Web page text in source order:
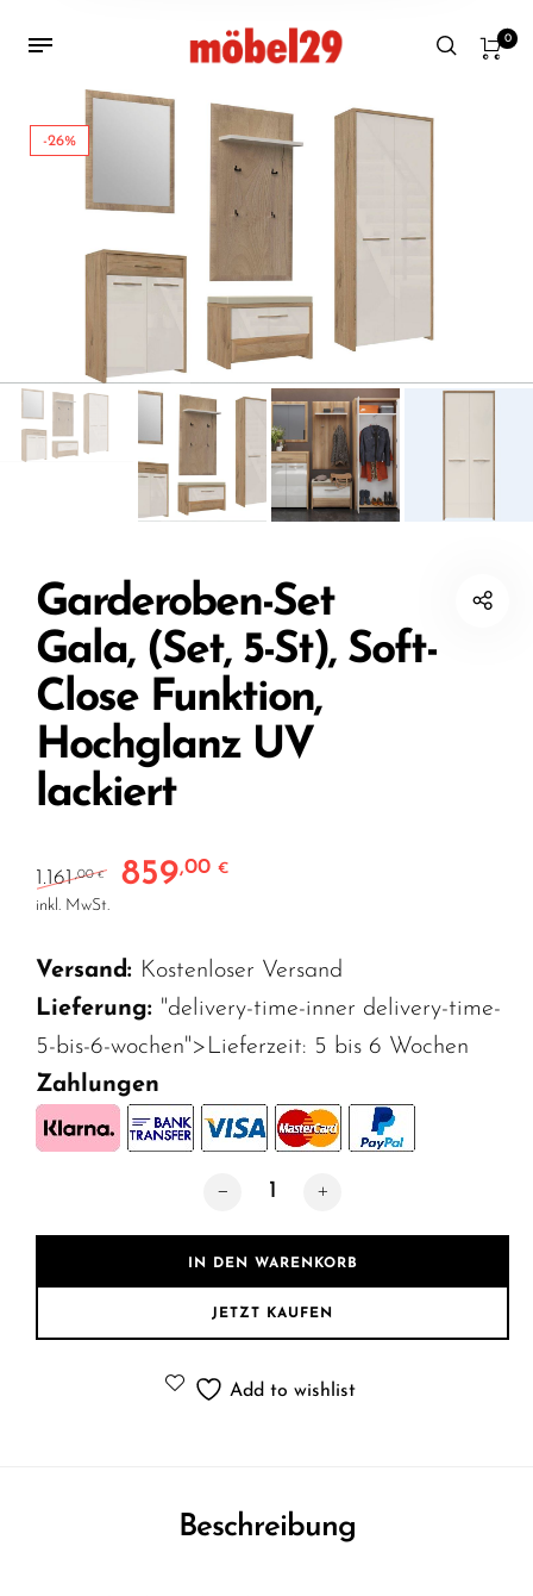
0
-26%
Garderoben-Set
Gala, (Set, 5-St), Soft-
Close Funktion,
Hochglanz UV
lackiert
1.161,00€ Ursprünglicher Preis war: 1.161,00 €
859,00€
inkl. MwSt.
Versand: Kostenloser Versand
Lieferung: "delivery-time-inner delivery-time-
5-bis-6-wochen">Lieferzeit: 5 bis 6 Wochen
Zahlungen
Garderoben-Set Gala, (Set, 5-St),
IN DEN WARENKORB
JETZT KAUFEN
Add to wishlist
Beschreibung